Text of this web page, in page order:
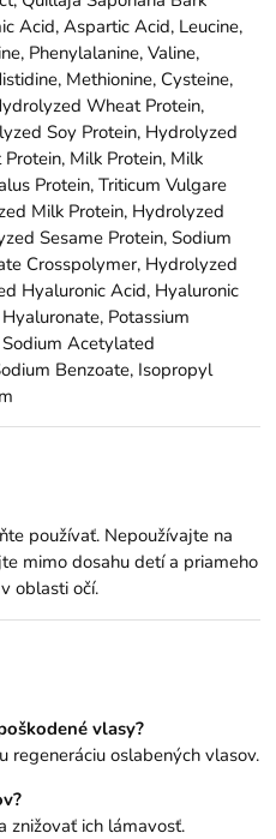
Acid, Aspartic Acid, Leucine,
Phenylalanine, Valine,
Methionine, Cysteine,
Wheat Protein,
Soy Protein, Hydrolyzed
Milk Protein, Milk
Protein, Triticum Vulgare
Milk Protein, Hydrolyzed
Sesame Protein, Sodium
Crosspolymer, Hydrolyzed
Hyaluronic Acid, Hyaluronic
Potassium
Acetylated
Benzoate, Isopropyl
používať. Nepoužívajte na
mimo dosahu detí a priameho
oblasti očí.
vlasy?
regeneráciu oslabených vlasov.
znižovať ich lámavosť.